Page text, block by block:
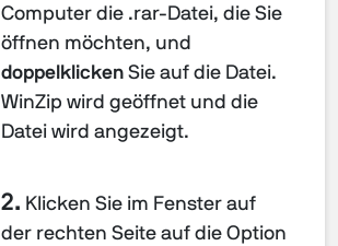
Computer die .rar-Datei, die Sie
öffnen möchten, und
doppelklicken Sie auf die Datei.
WinZip wird geöffnet und die
Datei wird angezeigt.
2. Klicken Sie im Fenster auf
der rechten Seite auf die Option